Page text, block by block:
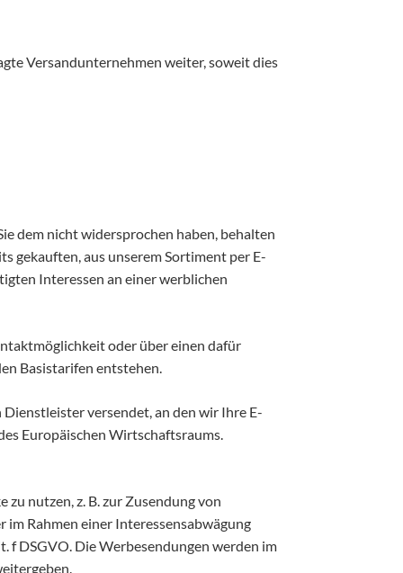
Versandunternehmen weiter, soweit dies
dem nicht widersprochen haben, behalten
gekauften, aus unserem Sortiment per E-
Interessen an einer werblichen
oder über einen dafür
Basistarifen entstehen.
versendet, an den wir Ihre E-
Europäischen Wirtschaftsraums.
nutzen, z. B. zur Zusendung von
Rahmen einer Interessensabwägung
f DSGVO. Die Werbesendungen werden im